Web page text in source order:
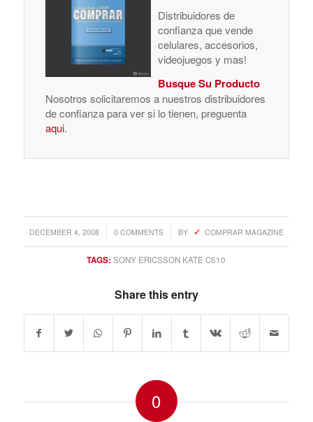
Distribuidores de
confianza que vende
celulares, accesorios,
videojuegos y mas!
Busque Su Producto
Nosotros solicitaremos a nuestros distribuidores
de confianza para ver si lo tienen, preguenta
aqui.
DECEMBER 4, 2008
/ 0 COMMENTS
/ BY COMPRAR MAGAZINE
TAGS: SONY ERICSSON KATE C510
Share this entry
0